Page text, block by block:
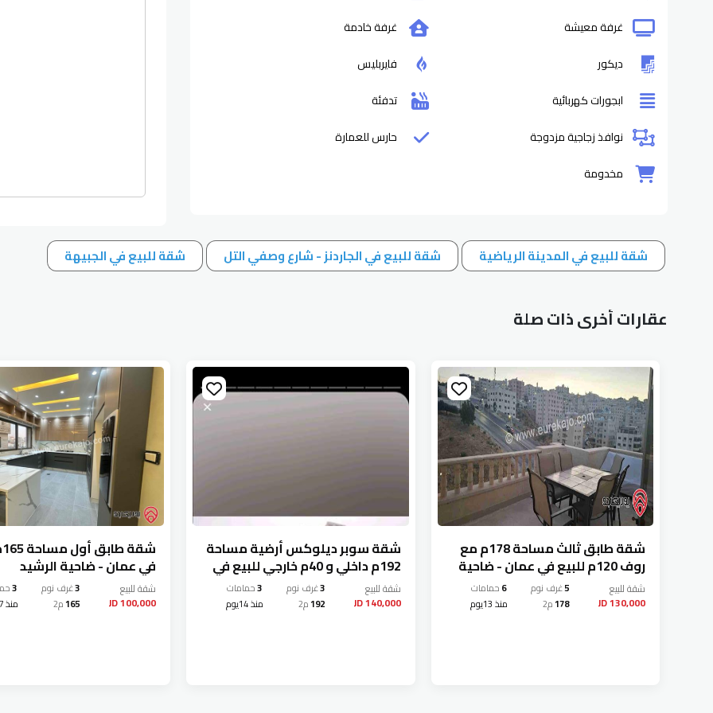
غرفة معيشة
غرفة خادمة
ديكور
فايربليس
ابجورات كهربائية
تدفئة
نوافذ زجاجية مزدوجة
حارس للعمارة
مخدومة
شقة للبيع في المدينة الرياضية شقة للبيع في الجاردنز - شارع وصفي التل شقة للبيع في الجبيهة
عقارات أخرى ذات صلة
شقة طابق ثالث مساحة 178م مع
روف 120م للبيع في عمان - ضاحية
الرشيد
شقةللبيع
130,000 JD
5غرف نوم 6حمامات
178م2 منذ 13يوم
شقة سوبر ديلوكس أرضية مساحة
192م داخلي و 40م خارجي للبيع في
عمان - ضاحية الرشيد
شقةللبيع
140,000 JD
3غرف نوم 3حمامات
192م2 منذ 14يوم
في عمان - ضاحية الرشيد
شقةللبيع
100,000 JD
3غرف نوم 3
165م2 منذ 27يوم